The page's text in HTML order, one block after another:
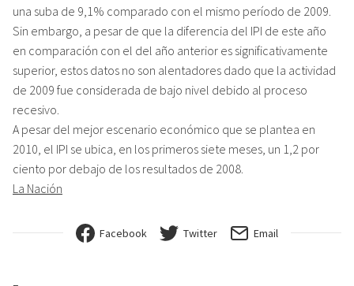
una suba de 9,1% comparado con el mismo período de 2009.
Sin embargo, a pesar de que la diferencia del IPI de este año
en comparación con el del año anterior es significativamente
superior, estos datos no son alentadores dado que la actividad
de 2009 fue considerada de bajo nivel debido al proceso
recesivo.
A pesar del mejor escenario económico que se plantea en
2010, el IPI se ubica, en los primeros siete meses, un 1,2 por
ciento por debajo de los resultados de 2008.
La Nación
Facebook Twitter Email